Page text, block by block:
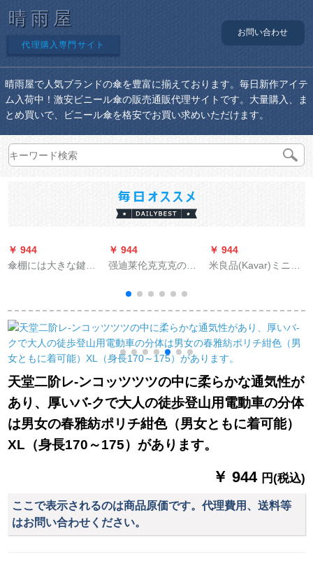
晴雨屋
代理購入専門サイト
お問い合わせ
晴雨屋で人気ブランドの傘を豊富に揃えております。毎日新作アイテ
ム入荷中！激安ビニール傘の販売通販代理サイトです。大量購入、ま
とめ買いで、ビニール傘を格安でお買い求めいただけます。
￥ 944
傘棚には大きな鍵が
机です。傘立て会社
のロビ・ホーテの銀
行のデパトには、傘
立てのプリクラが10
頭前に置いてありま
す。
￥ 944
强迪莱伦克克克の车
転车の男女屋外大人
のウォーキングキン
グキングキング旅行
帽子のひさレンコー
トレー児童学生学生
ファンシー自动车の
ポンピクM
￥ 944
米良品(Kavar)ミニポ
スエード紫外線対策
傘ポーケト晴雨兼用
男女黒
天堂二阶レ-ンコッツツツの中に柔らかな通気性が
あり、厚いバ-クで大人の徒歩登山用電動車の分体
は男女の春雅紡ポリチ紺色（男女ともに着可能）
XL（身長170～175）があります。
￥ 944 円(税込)
ここで表示されるのは商品原価です。代理費用、送料等
はお問い合わせください。